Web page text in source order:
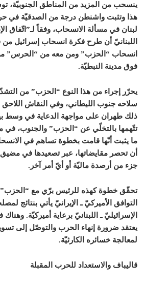
ينسحب من المزيد من المناطق الجنوبيّة،
هذا وتثبت واشنطن درجة من الصدقيّة في
لبنان في مسألة الانسحاب، وفقاً لـ”اتّفاق
اللبنانيّ أن طرح فكرة انسحاب إسرائيل
انسحاب “الحزب” ومن معه من “الحرس” من
فوق مدينة النبطيّة.
يحرّر إجراء من هذا النوع “الحزب” من
سلاحه جنوب الليطاني، وفي النقاش
ذلك طهران على مواجهة الدعاية في وسط
تتّهمها بالتخلّي عن “الحزب” والجنوب، في
ما يثبت أنّها قامت بخطوة تساهم في
أن تحصر مقايضاتها، عبر تصعيدها في
جزء من أرصدة ماليّة أو أيّ أمر آخر.
تحقّق خطوة كهذه للرئيس برّي مع “الحزب”
التوافق الأميركيّ ـ الإيرانيّ يأتي بنتائج
الإسرائيليّ ـ اللبنانيّ برعاية أميركيّة.
يعتقد ضرورة إنهاء الحرب والتوصّل إلى
لمعالجة خسائره الكارثيّة.
قاليباف والاستعداد للحرب المقبلة